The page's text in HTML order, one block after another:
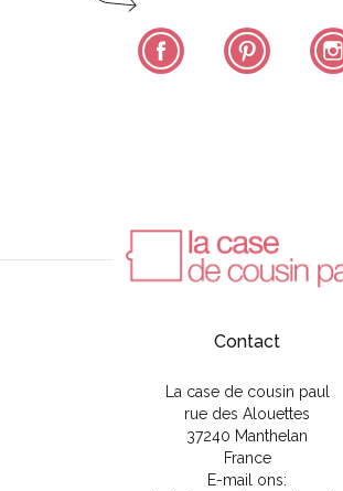
Facebook Pinterest
Contact
La case de cousin paul
rue des Alouettes
37240 Manthelan
France
E-mail ons: